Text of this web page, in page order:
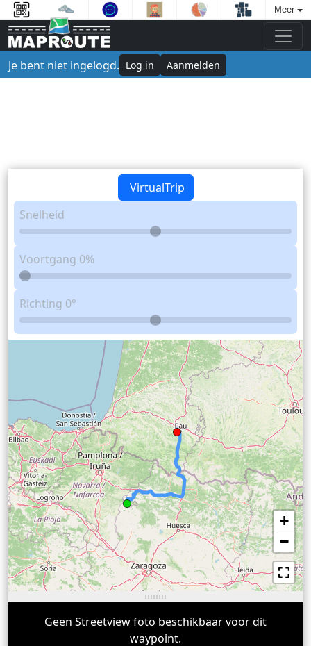
Meer
Je bent niet ingelogd. Log in Aanmelden
VirtualTrip
Snelheid
Voortgang 0%
Richting 0°
+
−
Geen Streetview foto beschikbaar voor dit
waypoint.